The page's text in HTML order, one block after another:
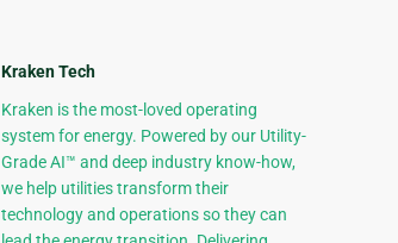
Kraken Tech
Kraken is the most-loved operating
system for energy. Powered by our Utility-
Grade AI™ and deep industry know-how,
we help utilities transform their
technology and operations so they can